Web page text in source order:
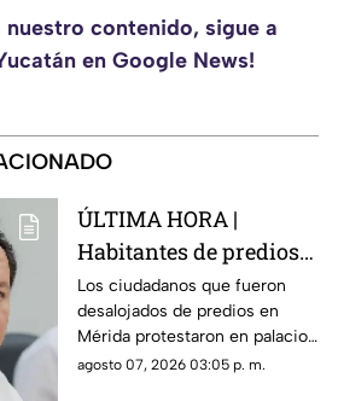
nuestro contenido, sigue a
en Google News!
ÚLTIMA HORA |
Habitantes de predios
desalojados en Mérida
se manifiestan en
palacio de gobierno
Los ciudadanos que fueron
desalojados de predios en
Mérida protestaron en palacio
de gobierno este 7 de agosto.
agosto 07, 2026 03:05 p. m.